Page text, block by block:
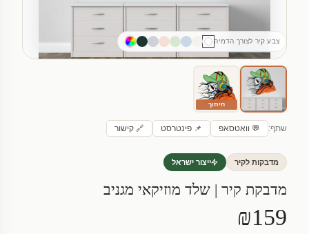
צבע קיר לצורך הדמיה
חיתוך
שתף: 💬 וואטסאפ 📌 פינטרסט 🔗 קישור
מדבקות לקיר ייצור ישראל
מדבקת קיר | שלד מוזיקאי מגניב
₪159